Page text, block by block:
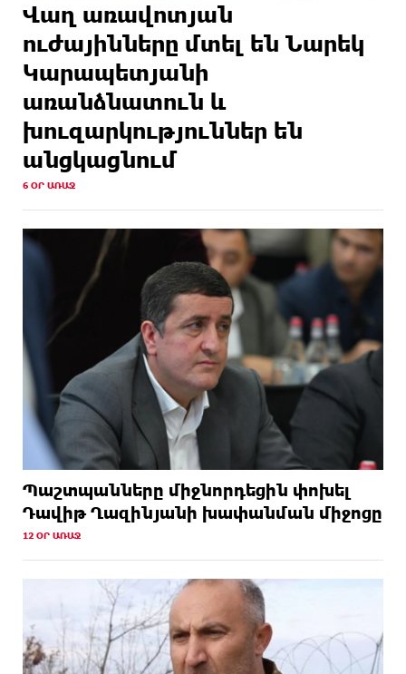
Վաղ առավոտյան
ուժայինները մտել են Նարեկ
Կարապետյանի
առանձնատուն և
խուզարկություններ են
անցկացնում
6 ՕՐ ԱՌԱՋ
Պաշտպանները միջնորդեցին փոխել
Դավիթ Ղազինյանի խափանման միջոցը
12 ՕՐ ԱՌԱՋ